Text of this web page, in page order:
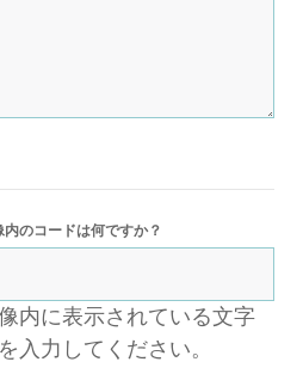
内のコードは何ですか？
内に表示されている文字
入力してください。